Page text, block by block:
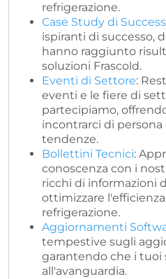
refrigerazione.
Case Study di
ispiranti di successo,
hanno raggiunto
soluzioni Frascold.
Eventi di Settore:
eventi e le fiere di
partecipiamo,
incontrarci di
tendenze.
Bollettini Tecnici:
conoscenza con i
ricchi di informazioni
ottimizzare
refrigerazione.
Aggiornamenti
tempestive sugli
garantendo che i tuoi
all'avanguardia.